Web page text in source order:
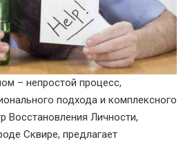
– непростой процесс,
подхода и комплексного
Восстановления Личности,
Сквире, предлагает